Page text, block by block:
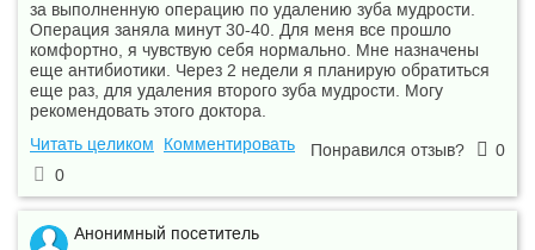
за выполненную операцию по удалению зуба мудрости.
Операция заняла минут 30-40. Для меня все прошло
комфортно, я чувствую себя нормально. Мне назначены
еще антибиотики. Через 2 недели я планирую обратиться
еще раз, для удаления второго зуба мудрости. Могу
рекомендовать этого доктора.
Читать целиком
Комментировать Понравился отзыв?
0
0
Анонимный посетитель